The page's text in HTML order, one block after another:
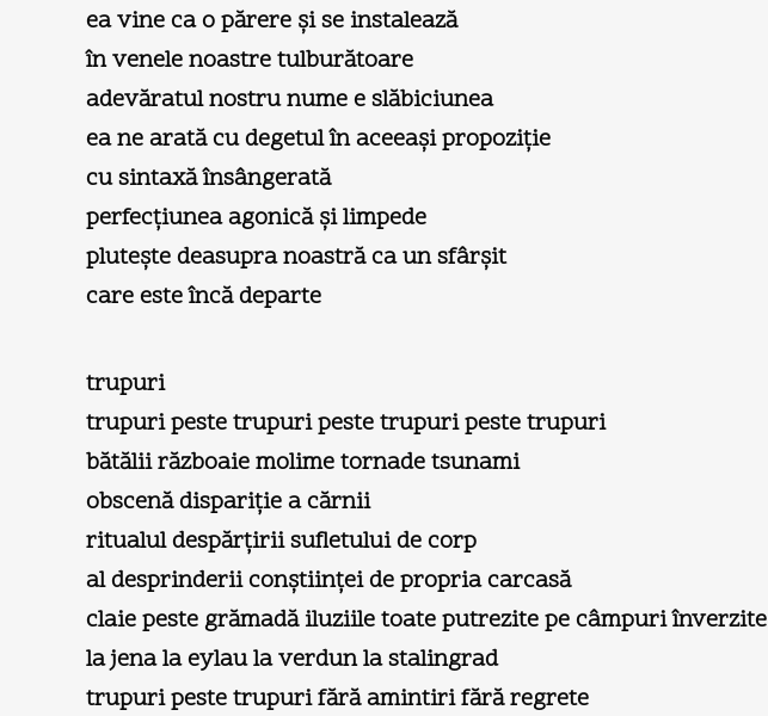
ea vine ca o părere şi se instalează
în venele noastre tulburătoare
adevăratul nostru nume e slăbiciunea
ea ne arată cu degetul în aceeaşi propoziţie
cu sintaxă însângerată
perfecţiunea agonică şi limpede
pluteşte deasupra noastră ca un sfârşit
care este încă departe
trupuri
trupuri peste trupuri peste trupuri peste trupuri
bătălii războaie molime tornade tsunami
obscenă dispariţie a cărnii
ritualul despărţirii sufletului de corp
al desprinderii conştiinţei de propria carcasă
claie peste grămadă iluziile toate putrezite pe câmpuri înverzite
la jena la eylau la verdun la stalingrad
trupuri peste trupuri fără amintiri fără regrete